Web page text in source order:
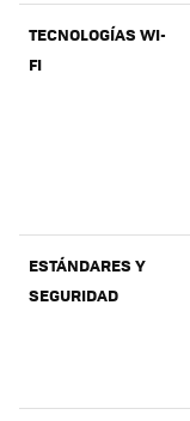
TECNOLOGÍAS WI-
FI
ESTÁNDARES Y
SEGURIDAD